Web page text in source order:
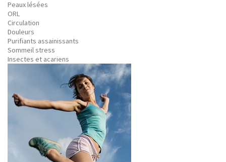
Peaux lésées
ORL
Circulation
Douleurs
Purifiants assainissants
Sommeil stress
Insectes et acariens